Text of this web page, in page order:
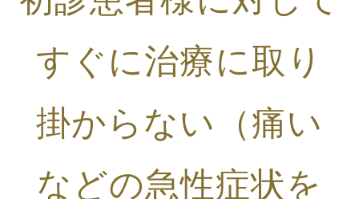
すぐに治療に取り
掛からない（痛い
などの急性症状を